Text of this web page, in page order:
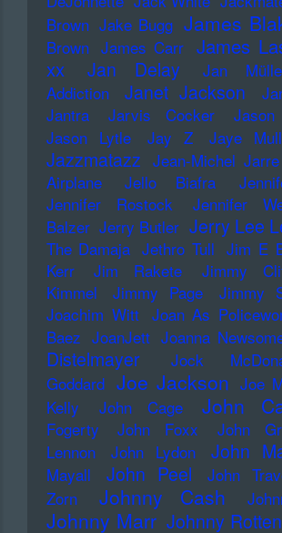
Brown Jake Bugg James
Brown James Carr James
xx
Jan Delay Jan
Addiction
Janet Jackson
Jantra
Jarvis Cocker
Jason Lytle
Jay Z Jaye
Jazzmatazz Jean-Michel Jarre
Airplane
Jello Biafra
Jennifer Rostock
Jennifer
Balzer Jerry Butler Jerry Lee
The Damaja Jethro Tull Jim E
Kerr
Jim Rakete Jimmy
Kimmel
Jimmy Page Jimmy
Joachim Witt Joan As
Baez JoanJett Joanna
Distelmayer
Jock
Goddard Joe Jackson Joe
Kelly
John Cage John
Fogerty
John Foxx John
Lennon
John Lydon John
Mayall
John Peel John
Zorn
Johnny Cash
Johnny Marr Johnny Rotten